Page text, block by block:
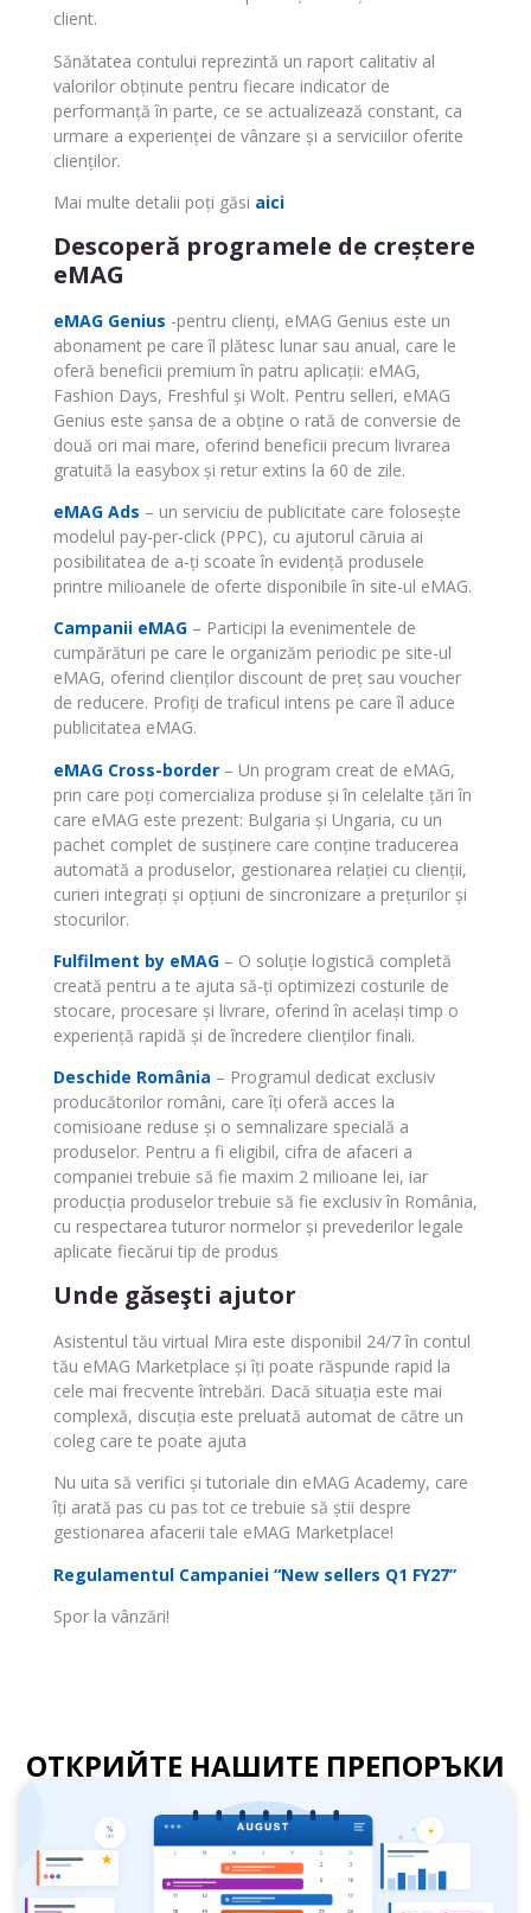
client.
Sănătatea contului reprezintă un raport calitativ al
valorilor obținute pentru fiecare indicator de
performanță în parte, ce se actualizează constant, ca
urmare a experienței de vânzare și a serviciilor oferite
clienților.
Mai multe detalii poți găsi aici
Descoperă programele de creștere
eMAG
eMAG Genius -pentru clienți, eMAG Genius este un
abonament pe care îl plătesc lunar sau anual, care le
oferă beneficii premium în patru aplicații: eMAG,
Fashion Days, Freshful și Wolt. Pentru selleri, eMAG
Genius este șansa de a obține o rată de conversie de
două ori mai mare, oferind beneficii precum livrarea
gratuită la easybox și retur extins la 60 de zile.
eMAG Ads – un serviciu de publicitate care folosește
modelul pay-per-click (PPC), cu ajutorul căruia ai
posibilitatea de a-ți scoate în evidență produsele
printre milioanele de oferte disponibile în site-ul eMAG.
Campanii eMAG – Participi la evenimentele de
cumpărături pe care le organizăm periodic pe site-ul
eMAG, oferind clienților discount de preț sau voucher
de reducere. Profiți de traficul intens pe care îl aduce
publicitatea eMAG.
eMAG Cross-border – Un program creat de eMAG,
prin care poți comercializa produse și în celelalte țări în
care eMAG este prezent: Bulgaria și Ungaria, cu un
pachet complet de susținere care conține traducerea
automată a produselor, gestionarea relației cu clienții,
curieri integrați și opțiuni de sincronizare a prețurilor și
stocurilor.
Fulfilment by eMAG – O soluție logistică completă
creată pentru a te ajuta să-ți optimizezi costurile de
stocare, procesare și livrare, oferind în același timp o
experiență rapidă și de încredere clienților finali.
Deschide România – Programul dedicat exclusiv
producătorilor români, care îți oferă acces la
comisioane reduse și o semnalizare specială a
produselor. Pentru a fi eligibil, cifra de afaceri a
companiei trebuie să fie maxim 2 milioane lei, iar
producția produselor trebuie să fie exclusiv în România,
cu respectarea tuturor normelor și prevederilor legale
aplicate fiecărui tip de produs
Unde găseşti ajutor
Asistentul tău virtual Mira este disponibil 24/7 în contul
tău eMAG Marketplace și îți poate răspunde rapid la
cele mai frecvente întrebări. Dacă situația este mai
complexă, discuția este preluată automat de către un
coleg care te poate ajuta
Nu uita să verifici și tutoriale din eMAG Academy, care
îți arată pas cu pas tot ce trebuie să știi despre
gestionarea afacerii tale eMAG Marketplace!
Regulamentul Campaniei “New sellers Q1 FY27”
Spor la vânzări!
ОТКРИЙТЕ НАШИТЕ ПРЕПОРЪКИ